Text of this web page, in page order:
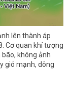
lên thành áp
Cơ quan khí tượng
không ảnh
gió mạnh, dông